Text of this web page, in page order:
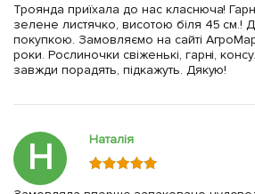
Троянда приїхала до нас класнюча!
зелене листячко, висотою біля 45 см.!
покупкою. Замовляємо на сайті
роки. Рослиночки свіженькі, гарні,
завжди порадять, підкажуть. Дякую!
Н Наталія